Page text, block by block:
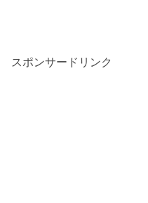
スポンサードリンク